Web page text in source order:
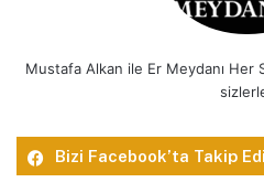
Mustafa Alkan ile Er Meydanı Her
Bizi Facebook’ta Takip